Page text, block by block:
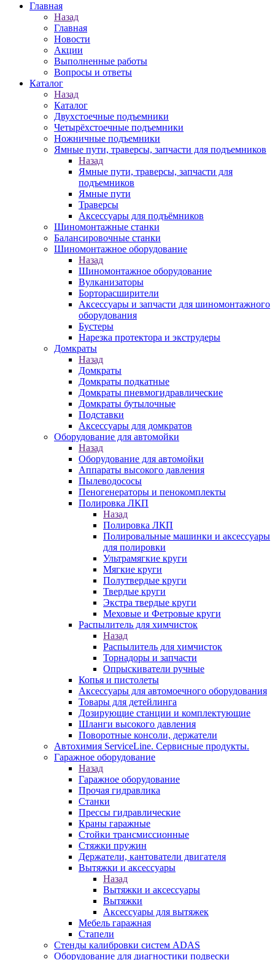
Главная
Назад
Главная
Новости
Акции
Выполненные работы
Вопросы и ответы
Каталог
Назад
Каталог
Двухстоечные подъемники
Четырёхстоечные подъемники
Ножничные подъемники
Ямные пути, траверсы, запчасти для подъемников
Назад
Ямные пути, траверсы, запчасти для
подъемников
Ямные пути
Траверсы
Аксессуары для подъёмников
Шиномонтажные станки
Балансировочные станки
Шиномонтажное оборудование
Назад
Шиномонтажное оборудование
Вулканизаторы
Борторасширители
Аксессуары и запчасти для шиномонтажного
оборудования
Бустеры
Нарезка протектора и экструдеры
Домкраты
Назад
Домкраты
Домкраты подкатные
Домкраты пневмогидравлические
Домкраты бутылочные
Подставки
Аксессуары для домкратов
Оборудование для автомойки
Назад
Оборудование для автомойки
Аппараты высокого давления
Пылеводососы
Пеногенераторы и пенокомплекты
Полировка ЛКП
Назад
Полировка ЛКП
Полировальные машинки и аксессуары
для полировки
Ультрамягкие круги
Мягкие круги
Полутвердые круги
Твердые круги
Экстра твердые круги
Меховые и Фетровые круги
Распылитель для химчисток
Назад
Распылитель для химчисток
Торнадоры и запчасти
Опрыскиватели ручные
Копья и пистолеты
Аксессуары для автомоечного оборудования
Товары для детейлинга
Дозирующие станции и комплектующие
Шланги высокого давления
Поворотные консоли, держатели
Автохимия ServiceLine. Сервисные продукты.
Гаражное оборудование
Назад
Гаражное оборудование
Прочая гидравлика
Станки
Прессы гидравлические
Краны гаражные
Стойки трансмиссионные
Стяжки пружин
Держатели, кантователи двигателя
Вытяжки и аксессуары
Назад
Вытяжки и аксессуары
Вытяжки
Аксессуары для вытяжек
Мебель гаражная
Стапели
Стенды калибровки систем ADAS
Оборудование для диагностики подвески